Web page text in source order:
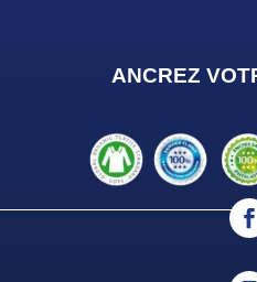
ANCREZ